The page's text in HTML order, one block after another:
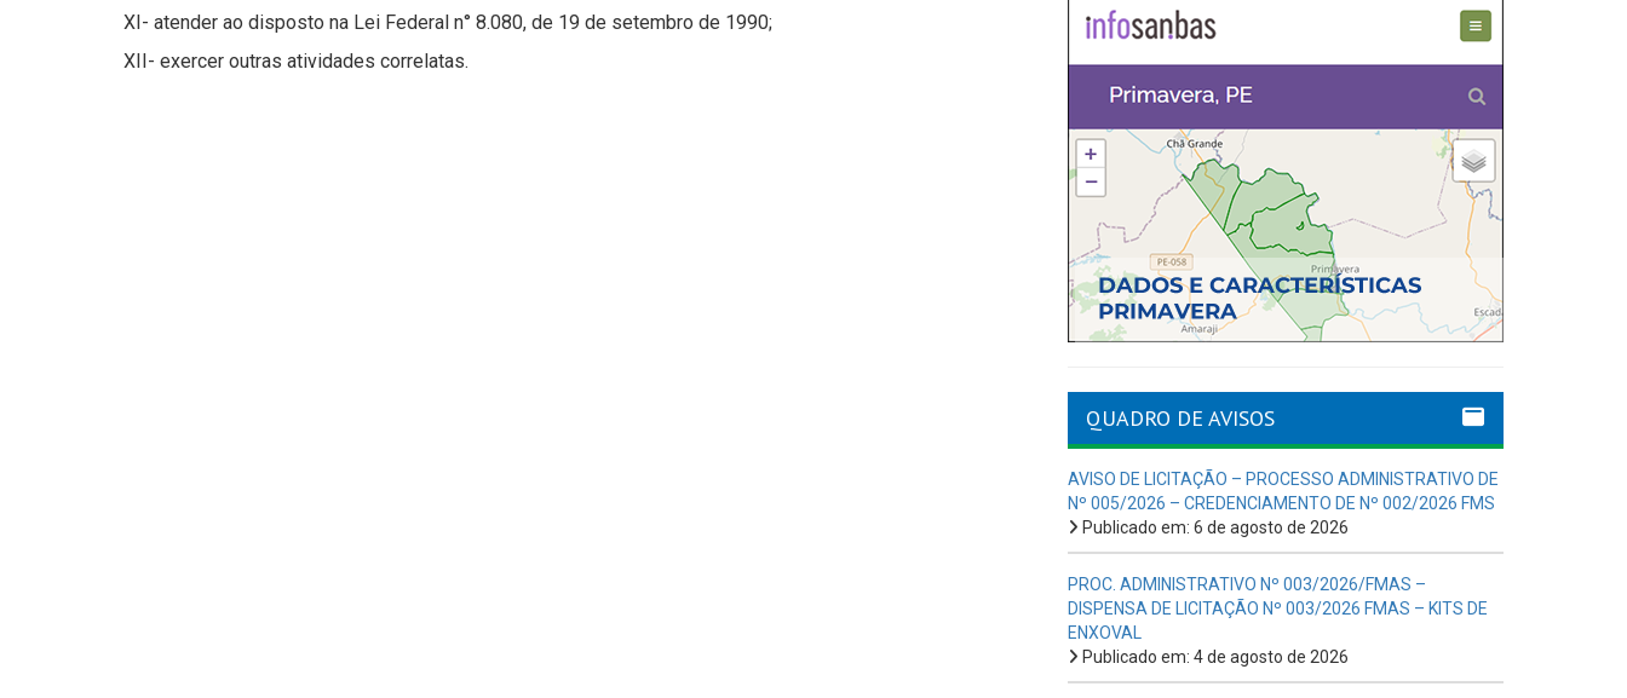
XI- atender ao disposto na Lei Federal n° 8.080, de 19 de setembro de 1990;
XII- exercer outras atividades correlatas.
QUADRO DE AVISOS
AVISO DE LICITAÇÃO – PROCESSO ADMINISTRATIVO DE
Nº 005/2026 – CREDENCIAMENTO DE Nº 002/2026 FMS
Publicado em: 6 de agosto de 2026
PROC. ADMINISTRATIVO Nº 003/2026/FMAS –
DISPENSA DE LICITAÇÃO Nº 003/2026 FMAS – KITS DE
ENXOVAL
Publicado em: 4 de agosto de 2026